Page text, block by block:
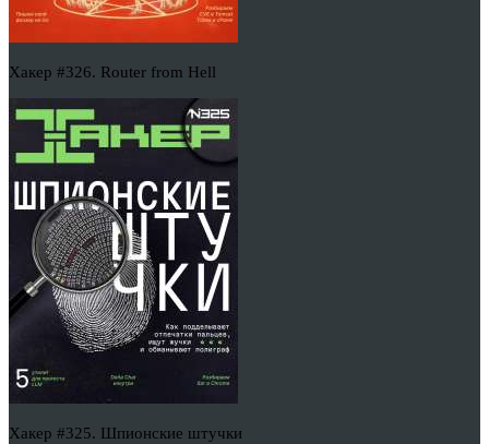
Хакер #326. Router from Hell
Хакер #325. Шпионские штучки